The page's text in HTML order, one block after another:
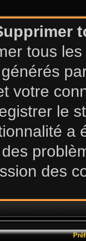
tous
votre
le
a
des